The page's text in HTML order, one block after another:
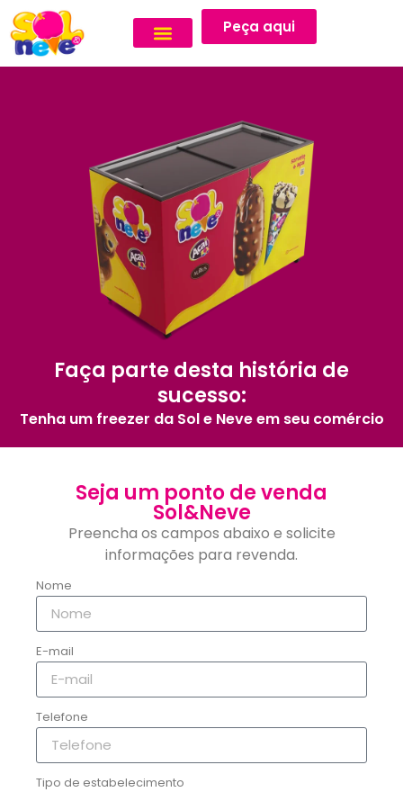
Peça aqui
Faça parte desta história de
sucesso:
Tenha um freezer da Sol e Neve em seu comércio
Seja um ponto de venda
Sol&Neve
Preencha os campos abaixo e solicite
informações para revenda.
Nome
E-mail
Telefone
Tipo de estabelecimento